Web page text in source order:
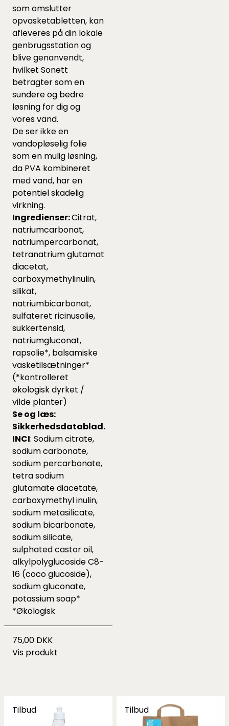
som omslutter
opvasketabletten, kan
afleveres på din lokale
genbrugsstation og
blive genanvendt,
hvilket Sonett
betragter som en
sundere og bedre
løsning for dig og
vores vand.
De ser ikke en
vandopløselig folie
som en mulig løsning,
da PVA kombineret
med vand, har en
potentiel skadelig
virkning.
Ingredienser:Citrat,
natriumcarbonat,
natriumpercarbonat,
tetranatrium glutamat
diacetat,
carboxymethylinulin,
silikat,
natriumbicarbonat,
sulfateret ricinusolie,
sukkertensid,
natriumgluconat,
rapsolie*, balsamiske
vasketilsætninger*
(*kontrolleret
økologisk dyrket /
vilde planter)
Se og læs:
Sikkerhedsdatablad.
INCI: Sodium citrate,
sodium carbonate,
sodium percarbonate,
tetra sodium
glutamate diacetate,
carboxymethyl inulin,
sodium metasilicate,
sodium bicarbonate,
sodium silicate,
sulphated castor oil,
alkylpolyglucoside C8-
16 (coco glucoside),
sodium gluconate,
potassium soap*
*Økologisk
75,00 DKK
Vis produkt
Tilbud Tilbud